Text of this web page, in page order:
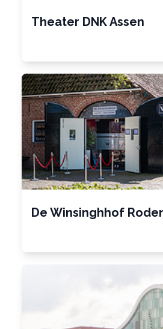
Theater DNK Assen
De Winsinghhof